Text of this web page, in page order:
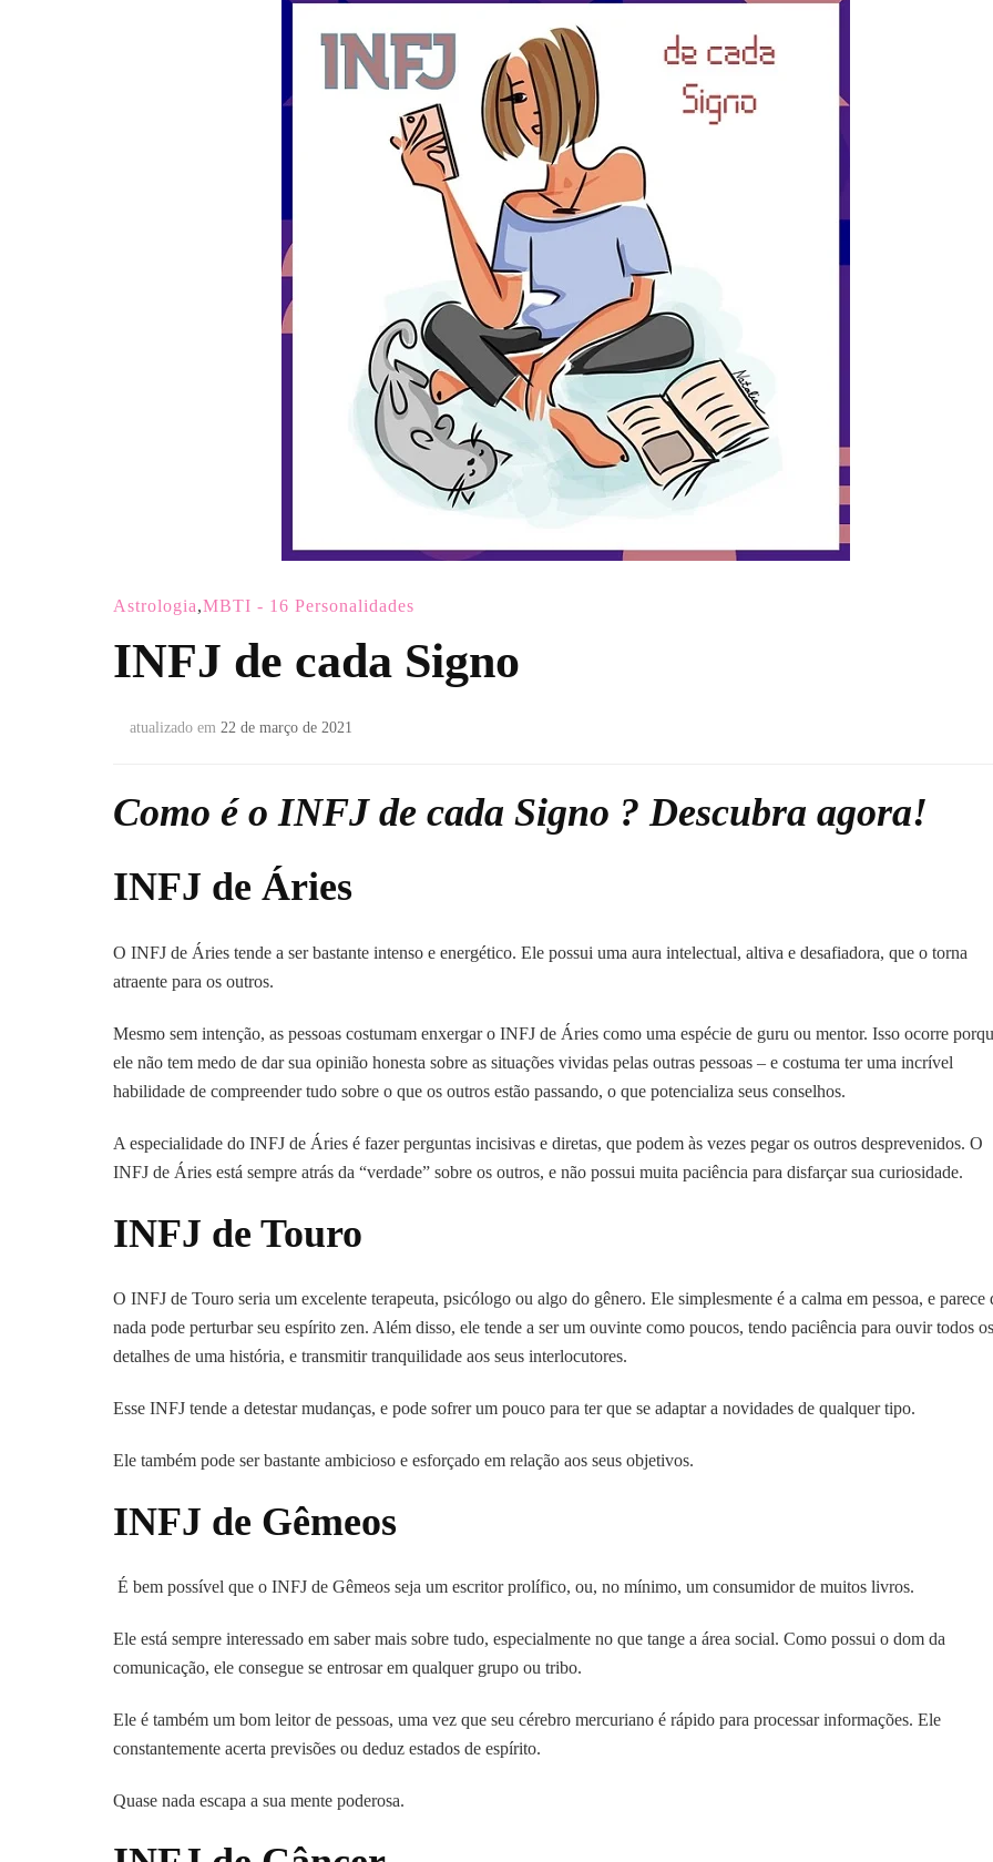
Astrologia,MBTI - 16 Personalidades
INFJ de cada Signo
atualizado em 22 de março de 2021
Como é oINFJ de cada Signo ? Descubra agora!
INFJ de Áries
O INFJ de Áries tende a ser bastante intenso e energético. Ele possui uma aura intelectual, altiva e desafiadora, que o torna
atraente para os outros.
Mesmo sem intenção, as pessoas costumam enxergar o INFJ de Áries como uma espécie de guru ou mentor. Isso ocorre
ele não tem medo de dar sua opinião honesta sobre as situações vividas pelas outras pessoas – e costuma ter uma incrível
habilidade de compreender tudo sobre o que os outros estão passando, o que potencializa seus conselhos.
A especialidade do INFJ de Áries é fazer perguntas incisivas e diretas, que podem às vezes pegar os outros desprevenidos. O
INFJ de Áries está sempre atrás da “verdade” sobre os outros, e não possui muita paciência para disfarçar sua curiosidade.
INFJ de Touro
O INFJ de Touro seria um excelente terapeuta, psicólogo ou algo do gênero. Ele simplesmente é a calma em pessoa, e parece
nada pode perturbar seu espírito zen. Além disso, ele tende a ser um ouvinte como poucos, tendo paciência para ouvir todos os
detalhes de uma história, e transmitir tranquilidade aos seus interlocutores.
Esse INFJ tende a detestar mudanças, e pode sofrer um pouco para ter que se adaptar a novidades de qualquer tipo.
Ele também pode ser bastante ambicioso e esforçado em relação aos seus objetivos.
INFJ de Gêmeos
É bem possível que o INFJ de Gêmeos seja um escritor prolífico, ou, no mínimo, um consumidor de muitos livros.
Ele está sempre interessado em saber mais sobre tudo, especialmente no que tange a área social. Como possui o dom da
comunicação, ele consegue se entrosar em qualquer grupo ou tribo.
Ele é também um bom leitor de pessoas, uma vez que seu cérebro mercuriano é rápido para processar informações. Ele
constantemente acerta previsões ou deduz estados de espírito.
Quase nada escapa a sua mente poderosa.